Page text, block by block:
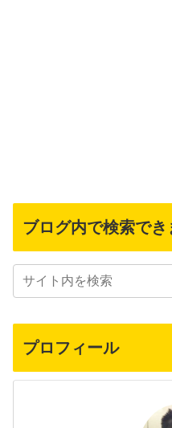
ブログ内で検索でき
プロフィール